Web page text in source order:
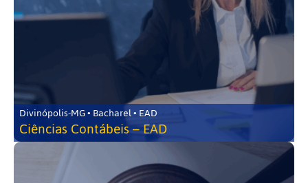
Divinópolis-MG • Bacharel • EAD
Ciências Contábeis – EAD